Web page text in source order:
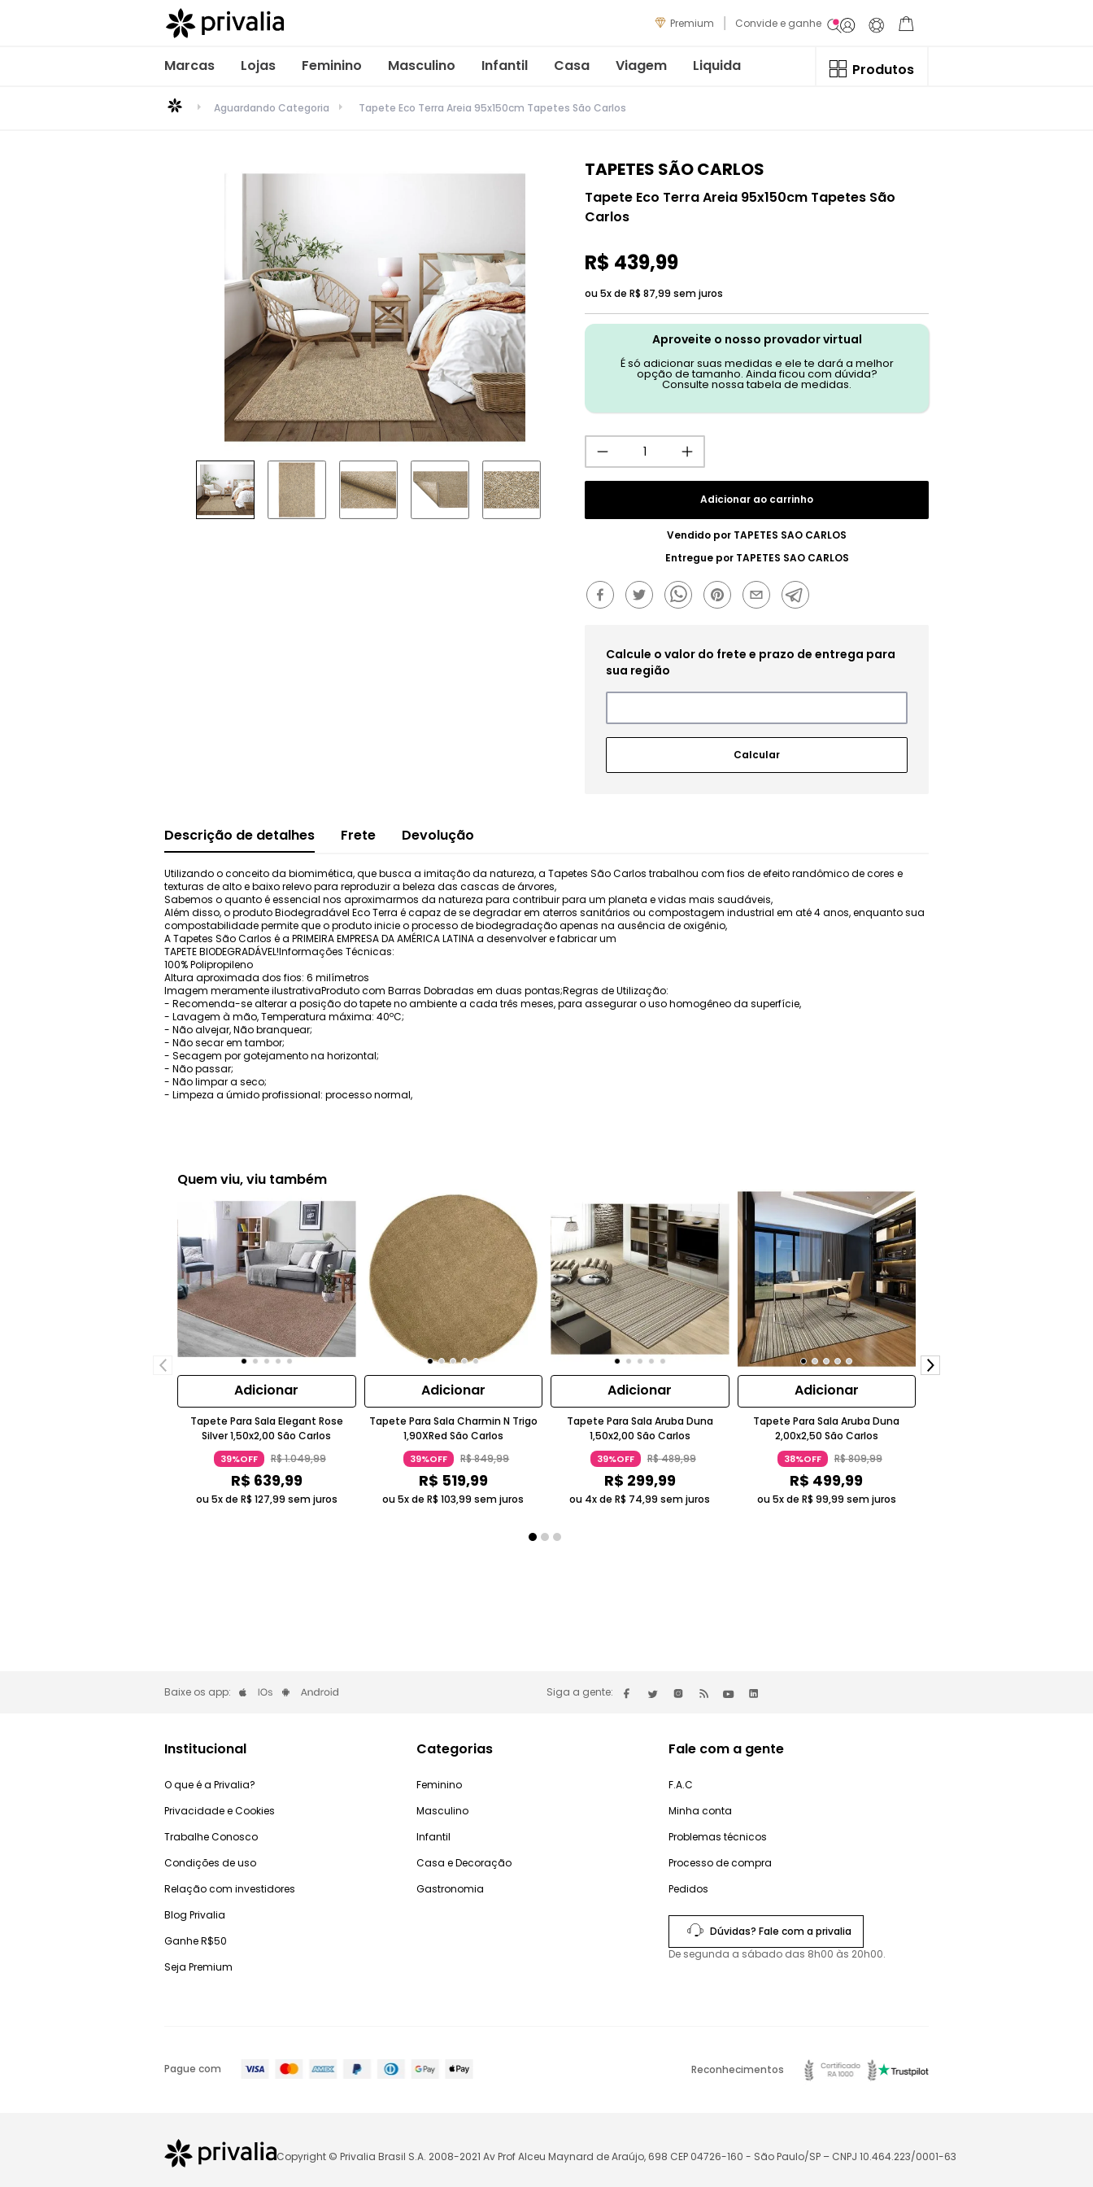
Premium Convide e ganhe
Marcas Lojas Feminino Masculino Infantil Casa Viagem Liquida Produtos
Aguardando Categoria Tapete Eco Terra Areia 95x150cm Tapetes São Carlos
TAPETES SÃO CARLOS
Tapete Eco Terra Areia 95x150cm Tapetes São
Carlos
R$ 439,99
ou 5x de R$ 87,99 sem juros
Aproveite o nosso provador virtual
É só adicionar suas medidas e ele te dará a melhor
opção de tamanho. Ainda ficou com dúvida?
Consulte nossa tabela de medidas.
Adicionar ao carrinho
Vendido por TAPETES SAO CARLOS
Entregue por TAPETES SAO CARLOS
Descrição de detalhes Frete Devolução
Utilizando o conceito da biomimética, que busca a imitação da natureza, a Tapetes São Carlos trabalhou com fios de efeito randômico de cores e
texturas de alto e baixo relevo para reproduzir a beleza das cascas de árvores,
Sabemos o quanto é essencial nos aproximarmos da natureza para contribuir para um planeta e vidas mais saudáveis,
Além disso, o produto Biodegradável Eco Terra é capaz de se degradar em aterros sanitários ou compostagem industrial em até 4 anos, enquanto sua
compostabilidade permite que o produto inicie o processo de biodegradação apenas na ausência de oxigênio,
A Tapetes São Carlos é a PRIMEIRA EMPRESA DA AMÉRICA LATINA a desenvolver e fabricar um
TAPETE BIODEGRADÁVEL!Informações Técnicas:
100% Polipropileno
Altura aproximada dos fios: 6 milímetros
Imagem meramente ilustrativaProduto com Barras Dobradas em duas pontas;Regras de Utilização:
- Recomenda-se alterar a posição do tapete no ambiente a cada três meses, para assegurar o uso homogêneo da superfície,
- Lavagem à mão, Temperatura máxima: 40ºC;
- Não alvejar, Não branquear;
- Não secar em tambor;
- Secagem por gotejamento na horizontal;
- Não passar;
- Não limpar a seco;
- Limpeza a úmido profissional: processo normal,
Quem viu, viu também
Adicionar
Tapete Para Sala Elegant Rose
Silver 1,50x2,00 São Carlos
39%OFF R$1.049,99
R$ 639,99
ou 5x de R$ 127,99 sem juros
Adicionar
Tapete Para Sala Charmin N Trigo
1,90XRed São Carlos
39%OFF R$849,99
R$ 519,99
ou 5x deR$ 103,99 sem juros
Adicionar
Tapete Para Sala Aruba Duna
1,50x2,00 São Carlos
39%OFF R$489,99
R$ 299,99
ou 4x deR$ 74,99 sem juros
Adicionar
Tapete Para Sala Aruba Duna
2,00x2,50 São Carlos
38%OFF R$809,99
R$ 499,99
ou 5x de R$ 99,99 sem juros
Baixe os app: Siga a gente:
Institucional
O que é a Privalia?
Privacidade e Cookies
Trabalhe Conosco
Condições de uso
Relação com investidores
Blog Privalia
Ganhe R$50
Seja Premium
Categorias
Feminino
Masculino
Infantil
Casa e Decoração
Gastronomia
Fale com a gente
F.A.C
Minha conta
Problemas técnicos
Processo de compra
Pedidos
Dúvidas? Fale com a privalia
De segunda a sábado das 8h00 às 20h00.
Pague com Reconhecimentos
Copyright © Privalia Brasil S.A. 2008-2021 Av Prof Alceu Maynard de Araújo, 698 CEP 04726-160 - São Paulo/SP – CNPJ 10.464.223/0001-63